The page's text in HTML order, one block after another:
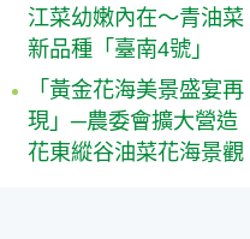
江菜幼嫩內在～青油菜
新品種「臺南4號」
「黃金花海美景盛宴再
現」─農委會擴大營造
花東縱谷油菜花海景觀